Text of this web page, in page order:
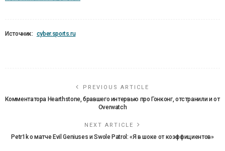
Источник: cyber.sports.ru
PREVIOUS ARTICLE
Комментатора Hearthstone, бравшего интервью про Гонконг, отстранили и от
Overwatch
NEXT ARTICLE
Petr1k о матче Evil Geniuses и Swole Patrol: «Я в шоке от коэффициентов»